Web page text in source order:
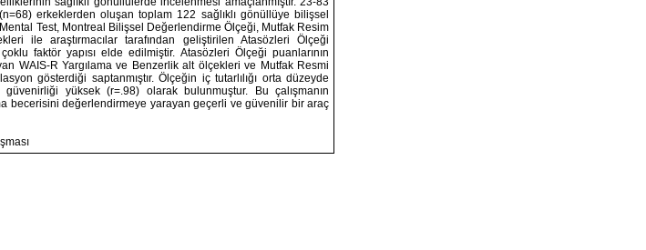
erkeklerden oluşan toplam 122 sağlıklı gönüllüye bilişsel
Test, Montreal Bilişsel Değerlendirme Ölçeği, Mutfak Resim
ile araştırmacılar tarafından geliştirilen Atasözleri Ölçeği
faktör yapısı elde edilmiştir. Atasözleri Ölçeği puanlarının
WAIS-R Yargılama ve Benzerlik alt ölçekleri ve Mutfak Resmi
gösterdiği saptanmıştır. Ölçeğin iç tutarlılığı orta düzeyde
yüksek (r=.98) olarak bulunmuştur. Bu çalışmanın
becerisini değerlendirmeye yarayan geçerli ve güvenilir bir araç